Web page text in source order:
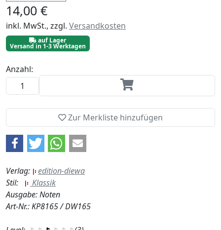
Verlag:
edition-diewa
Stil:
Klassik
Ausgabe: Noten
Art-Nr.: KP8165 / DW165
14,00 €
inkl. MwSt., zzgl. Versandkosten
auf Lager
Versand in 1-3 Werktagen
Anzahl:
Zur Merkliste hinzufügen